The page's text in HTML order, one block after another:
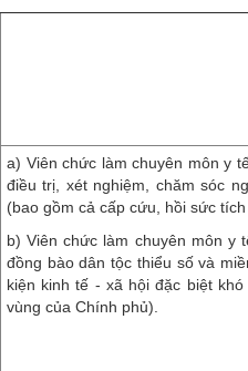
a) Viên chức làm chuyên môn y
điều trị, xét nghiệm, chăm sóc
(bao gồm cả cấp cứu, hồi sức
b) Viên chức làm chuyên môn
đồng bào dân tộc thiểu số và
kiện kinh tế - xã hội đặc biệt
vùng của Chính phủ).